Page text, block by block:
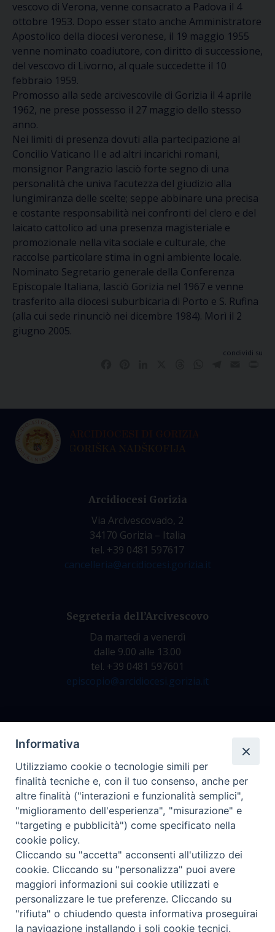
vescovo di Verona, venne consacrato a Padova il 4
ottobre 1953. Dopo esser stato anche Amministratore
Apostolico della diocesi veronese, il 19 maggio 1955
venne nominato coadiutore, con diritto di successione,
del vescovo di Livorno, al quale succedette il 10
febbraio 1959.
Promosso alla sede arcivescovile di Gorizia il 4 aprile
1962, ne prese possesso il 27 maggio dello stesso
anno.
Nei limiti di presenza dovuti alla partecipazione al
Concilio Vaticano Il e ad altri incarichi romani,
monsignor Pangrazio lasciò forte segno di una
personalità che univa l’acutezza del giudizio alla
lungimiranza delle scelte; seppe abbinare una precisa
e costante responsabilità nei confronti del clero e del
laicato cattolico ad una presenza magisteriale e
promozionale nella vita sociale e culturale, che
raccolse particolare stima in ogni ambiente locale.
Nominato Segretario generale della Conferenza
Episcopale Italiana, lasciò Gorizia nel 1967 e venne
trasferito alla diocesi suburbicaria di Porto e S. Rufina
(alla cui sede rinunciò nei dicembre 1984). Morì il 2
giugno 2005.
condividi su
Arcidiocesi Gorizia
Via Arcivescovado, 2
34170 Gorizia – Italia
tel. +39 0481 597617
cancelleria@arcidiocesi.gorizia.it
Segreteria dell’Arcivescovo
Da martedì a venerdì
dalle 9.00 alle 13.00
tel. +39 0481 597601
episcopio@arcidiocesi.gorizia.it
dalle 9.00 alle 12.30
tel. +39 0481 597628
archivio@arcidiocesi.gorizia.it
Ufficio Comunicazioni Sociali
tel. +39 0481 531663
ucs@arcidiocesi.gorizia.it
Informativa
Utilizziamo cookie o tecnologie simili per
finalità tecniche e, con il tuo consenso, anche per
altre finalità ("interazioni e funzionalità semplici",
"miglioramento dell'esperienza", "misurazione" e
"targeting e pubblicità") come specificato nella
cookie policy.
Cliccando su "accetta" acconsenti all'utilizzo dei
cookie. Cliccando su "personalizza" puoi avere
maggiori informazioni sui cookie utilizzati e
personalizzare le tue preferenze. Cliccando su
"rifiuta" o chiudendo questa informativa proseguirai
la navigazione installando i soli cookie tecnici.